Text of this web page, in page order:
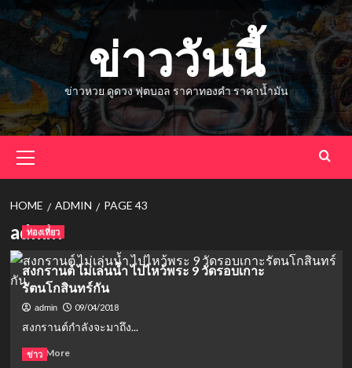
Skip
ข่าววันนี้
ข่าวหวย ดูดวง ฟุตบอล ราคาทองคำ ราคาน้ำมัน
Menu
HOME ADMIN PAGE 43
admin
ท่องเที่ยว
สงกรานต์ ไม่เล่นน้ำ ไปไหว้พระ 9 วัดรอบเกาะ
รัตนโกสินทร์กัน
admin 09/04/2018
สงกรานต์กำลังจะมาถึง...
Read MoreRead
ข่าว